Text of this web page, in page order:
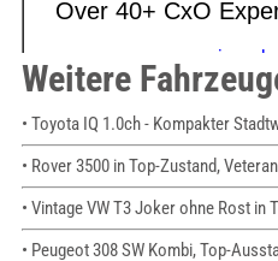
Weitere
• Toyota IQ 1.0ch - Kompakter
• Rover 3500 in Top-Zustand,
• Vintage VW T3 Joker ohne Rost in
• Peugeot 308 SW Kombi, Top-